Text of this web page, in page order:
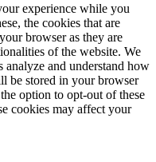
experience while you
the cookies that are
browser as they are
of the website. We
analyze and understand how
be stored in your browser
option to opt-out of these
cookies may affect your